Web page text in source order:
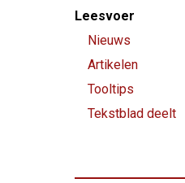
Footer-
menu
Leesvoer
Nieuws
Artikelen
Tooltips
Tekstblad deelt